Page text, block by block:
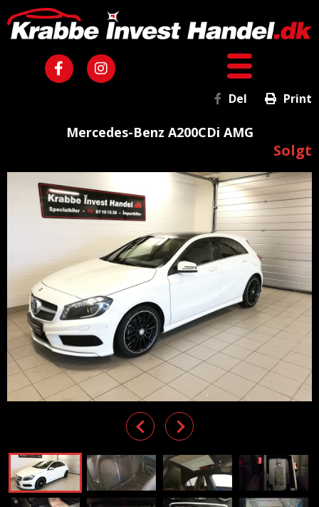
Del Print
Mercedes-Benz A200CDi AMG
Solgt
Previous
Next